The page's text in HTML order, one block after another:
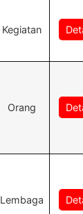
Kegiatan
Orang
Lembaga